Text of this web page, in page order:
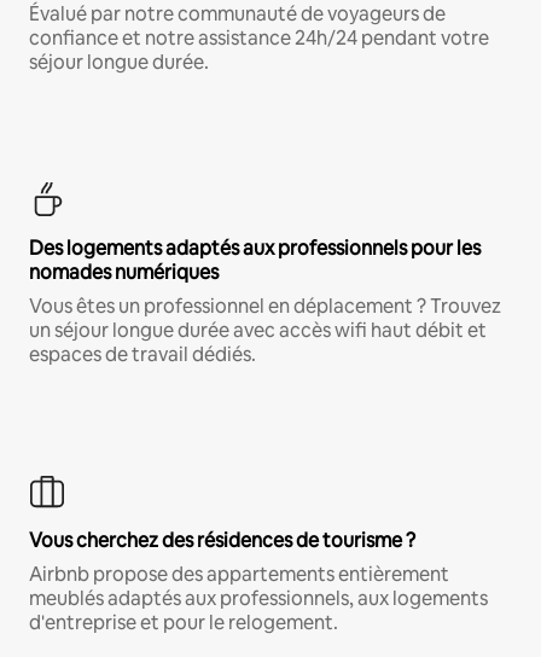
Évalué par notre communauté de voyageurs de
confiance et notre assistance 24h/24 pendant votre
séjour longue durée.
Des logements adaptés aux professionnels pour les
nomades numériques
Vous êtes un professionnel en déplacement ? Trouvez
un séjour longue durée avec accès wifi haut débit et
espaces de travail dédiés.
Vous cherchez des résidences de tourisme ?
Airbnb propose des appartements entièrement
meublés adaptés aux professionnels, aux logements
d'entreprise et pour le relogement.